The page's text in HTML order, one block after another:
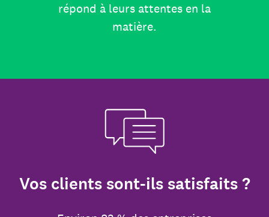
répond à leurs attentes en la
matière.
Vos clients sont-ils satisfaits ?